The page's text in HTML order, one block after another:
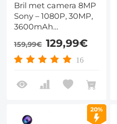
Bril met camera 8MP
Sony – 1080P, 30MP,
3600mAh
oplaadcase, 8u
muziek &
stemopname – voor
Kentfaith
159,99€ 129,99€
16
20%